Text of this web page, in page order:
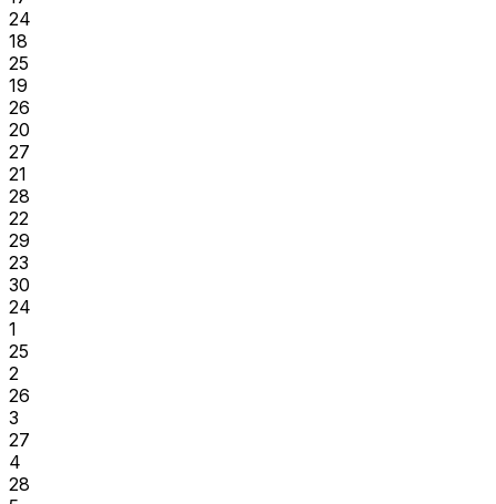
24
18
25
19
26
20
27
21
28
22
29
23
30
24
1
25
2
26
3
27
4
28